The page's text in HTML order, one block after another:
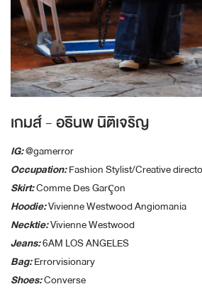
เกมส์ - อธินพ นิติเจริญ
IG:@gamerror
Occupation:Fashion Stylist/Creative
Skirt:Comme Des Garçon
Hoodie:Vivienne Westwood Angiomania
Necktie:Vivienne Westwood
Jeans:6AM LOS ANGELES
Bag:Errorvisionary
Shoes:Converse